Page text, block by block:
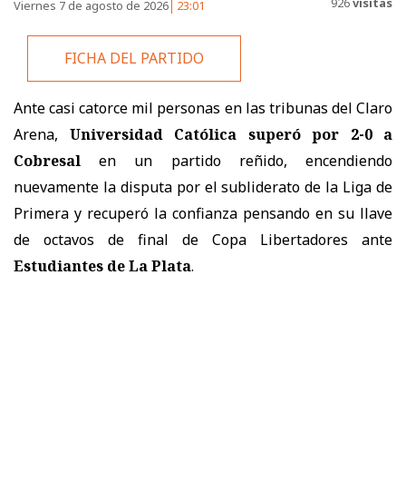
Viernes 7 de agosto de 2026 23:01
FICHA DEL PARTIDO
Ante casi catorce mil personas en las tribunas del Claro
Arena, Universidad Católica superó por 2-0 a
Cobresal en un partido reñido, encendiendo
nuevamente la disputa por el subliderato de la Liga de
Primera y recuperó la confianza pensando en su llave
de octavos de final de Copa Libertadores ante
Estudiantes de La Plata.